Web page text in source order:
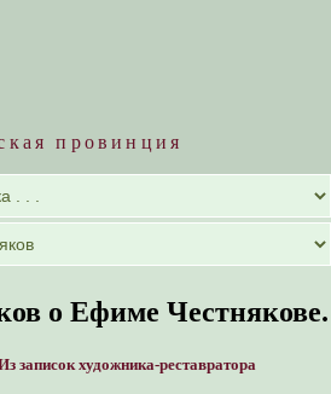
провинция
о Ефиме Честнякове.
записок художника-реставратора